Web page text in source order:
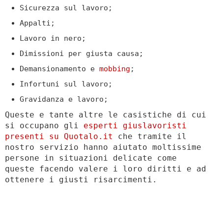
Sicurezza sul lavoro;
Appalti;
Lavoro in nero;
Dimissioni per giusta causa;
Demansionamento e mobbing ;
Infortuni sul lavoro;
Gravidanza e lavoro;
Queste e tante altre le casistiche di cui
si occupano gli esperti giuslavoristi
presenti su Quotalo.it
che tramite il
nostro servizio hanno aiutato moltissime
persone in situazioni delicate come
queste facendo valere i loro diritti e ad
ottenere i giusti risarcimenti.